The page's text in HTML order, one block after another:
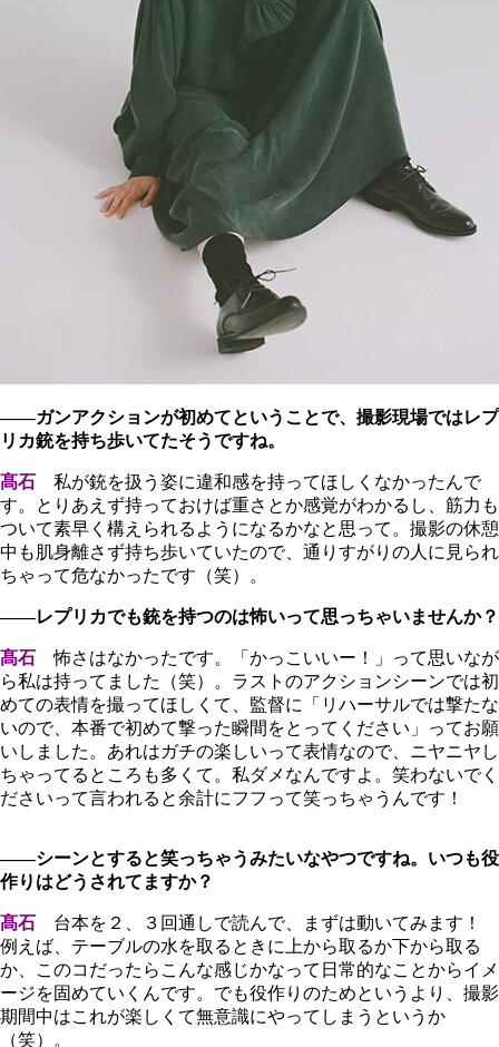
――ガンアクションが初めてということで、撮影現場ではレプ
リカ銃を持ち歩いてたそうですね。
髙石
私が銃を扱う姿に違和感を持ってほしくなかったんで
す。とりあえず持っておけば重さとか感覚がわかるし、筋力も
ついて素早く構えられるようになるかなと思って。撮影の休憩
中も肌身離さず持ち歩いていたので、通りすがりの人に見られ
ちゃって危なかったです（笑）。
――レプリカでも銃を持つのは怖いって思っちゃいませんか？
髙石
怖さはなかったです。「かっこいいー！」って思いなが
ら私は持ってました（笑）。ラストのアクションシーンでは初
めての表情を撮ってほしくて、監督に「リハーサルでは撃たな
いので、本番で初めて撃った瞬間をとってください」ってお願
いしました。あれはガチの楽しいって表情なので、ニヤニヤし
ちゃってるところも多くて。私ダメなんですよ。笑わないでく
ださいって言われると余計にフフって笑っちゃうんです！
――シーンとすると笑っちゃうみたいなやつですね。いつも役
作りはどうされてますか？
髙石
台本を２、３回通しで読んで、まずは動いてみます！
例えば、テーブルの水を取るときに上から取るか下から取る
か、このコだったらこんな感じかなって日常的なことからイメ
ージを固めていくんです。でも役作りのためというより、撮影
期間中はこれが楽しくて無意識にやってしまうというか
（笑）。